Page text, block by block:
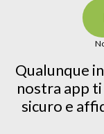
Qualunque
nostra app
sicuro e